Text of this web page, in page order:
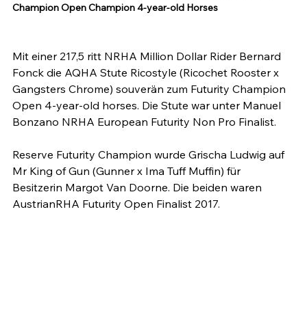
Champion Open Champion 4-year-old Horses
Mit einer 217,5 ritt NRHA Million Dollar Rider Bernard
Fonck die AQHA Stute Ricostyle (Ricochet Rooster x
Gangsters Chrome) souverän zum Futurity Champion
Open 4-year-old horses. Die Stute war unter Manuel
Bonzano NRHA European Futurity Non Pro Finalist.
Reserve Futurity Champion wurde Grischa Ludwig auf
Mr King of Gun (Gunner x Ima Tuff Muffin) für
Besitzerin Margot Van Doorne. Die beiden waren
AustrianRHA Futurity Open Finalist 2017.